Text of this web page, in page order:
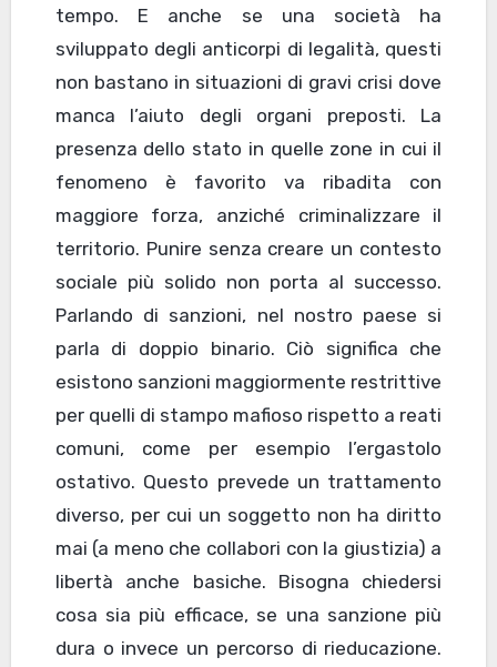
tempo. E anche se una società ha
sviluppato degli anticorpi di legalità, questi
non bastano in situazioni di gravi crisi dove
manca l’aiuto degli organi preposti. La
presenza dello stato in quelle zone in cui il
fenomeno è favorito va ribadita con
maggiore forza, anziché criminalizzare il
territorio. Punire senza creare un contesto
sociale più solido non porta al successo.
Parlando di sanzioni, nel nostro paese si
parla di doppio binario. Ciò significa che
esistono sanzioni maggiormente restrittive
per quelli di stampo mafioso rispetto a reati
comuni, come per esempio l’ergastolo
ostativo. Questo prevede un trattamento
diverso, per cui un soggetto non ha diritto
mai (a meno che collabori con la giustizia) a
libertà anche basiche. Bisogna chiedersi
cosa sia più efficace, se una sanzione più
dura o invece un percorso di rieducazione.